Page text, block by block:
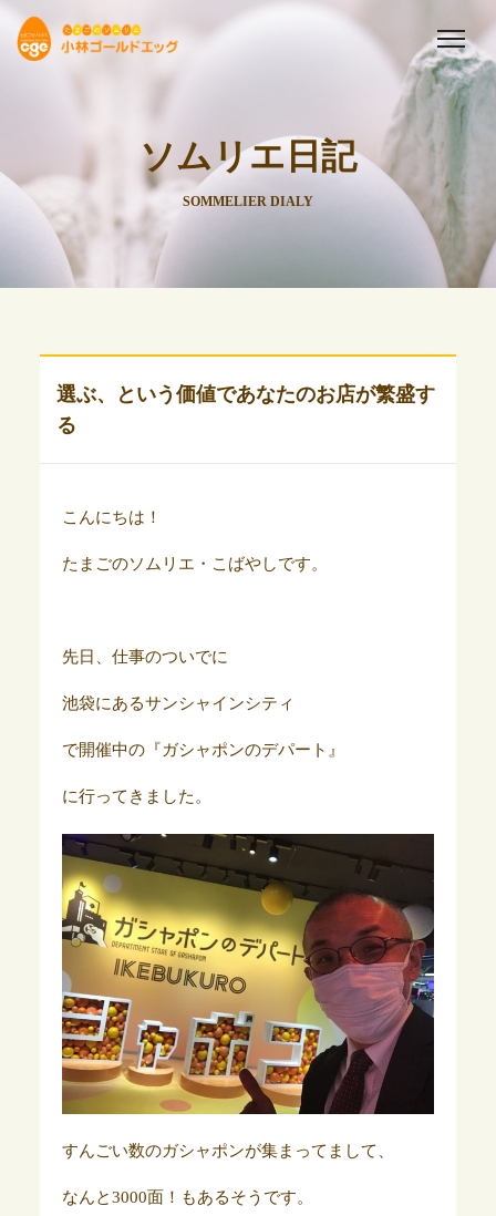
ソムリエ日記
SOMMELIER DIALY
選ぶ、という価値であなたのお店が繁盛す
る
こんにちは！
たまごのソムリエ・こばやしです。
先日、仕事のついでに
池袋にあるサンシャインシティ
で開催中の『ガシャポンのデパート』
に行ってきました。
すんごい数のガシャポンが集まってまして、
なんと3000面！もあるそうです。